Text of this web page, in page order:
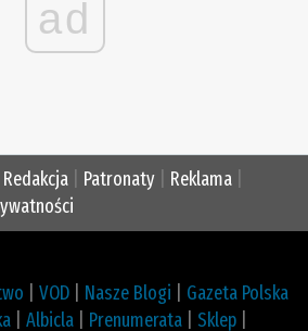
ad
Redakcja Patronaty Reklama
VOD Nasze Blogi
Gazeta Polska
Albicla Prenumerata Sklep